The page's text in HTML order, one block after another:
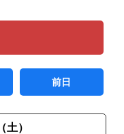
前日
）